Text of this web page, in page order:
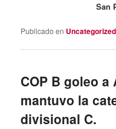
San
Publicado en Uncategorized
COP B goleo a
mantuvo la
divisional C.